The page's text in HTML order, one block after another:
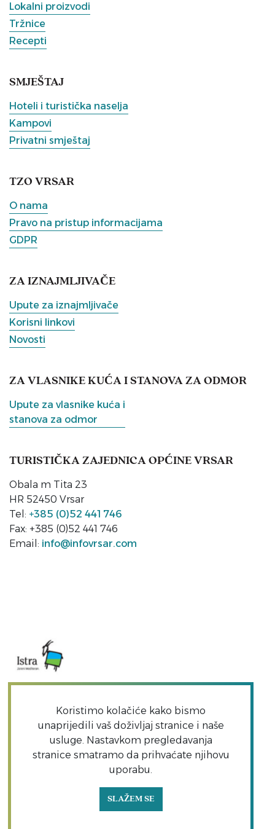
Lokalni proizvodi
Tržnice
Recepti
SMJEŠTAJ
Hoteli i turistička naselja
Kampovi
Privatni smještaj
TZO VRSAR
O nama
Pravo na pristup informacijama
GDPR
ZA IZNAJMLJIVAČE
Upute za iznajmljivače
Korisni linkovi
Novosti
ZA VLASNIKE KUĆA I STANOVA ZA ODMOR
Upute za vlasnike kuća i
stanova za odmor
TURISTIČKA ZAJEDNICA OPĆINE VRSAR
Obala m Tita 23
HR 52450 Vrsar
Tel: +385 (0)52 441 746
Fax: +385 (0)52 441 746
Email: info@infovrsar.com
Copyright TZO Vrsar | Sva prava pridržana | TZO
Koristimo kolačiće kako bismo
unaprijedili vaš doživljaj stranice i naše
usluge. Nastavkom pregledavanja
stranice smatramo da prihvaćate njihovu
uporabu.
SLAŽEM SE